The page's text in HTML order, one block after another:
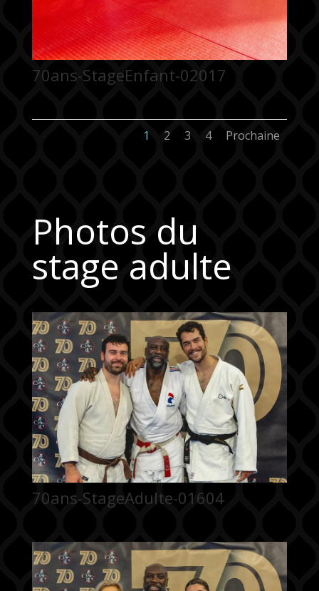
70ans-StageEnfant-02017
1 2 3 4 Prochaine
Photos du
stage adulte
70ans-StageAdulte-01604